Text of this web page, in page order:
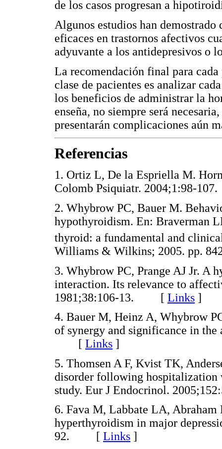
de los casos progresan a
Algunos estudios han
eficaces en trastornos afectivos
adyuvante a los antidepresivos o
La recomendación final para
clase de pacientes es analizar
los beneficios de administrar la
enseña, no siempre será
presentarán complicaciones aún
Referencias
1. Ortiz L, De la Espriella M.
Colomb Psiquiatr.
2. Whybrow PC, Bauer M.
hypothyroidism. En: Braverman
thyroid: a fundamental and
Williams & Wilkins; 2005.
3. Whybrow PC, Prange AJ Jr. A
interaction. Its relevance to
1981;38:106-13. [ Links ]
4. Bauer M, Heinz A, Whybrow
of synergy and significance in
[ Links ]
5. Thomsen A F, Kvist TK,
disorder following hospitalization
study. Eur J Endocrinol.
6. Fava M, Labbate LA,
hyperthyroidism in major
92. [ Links ]